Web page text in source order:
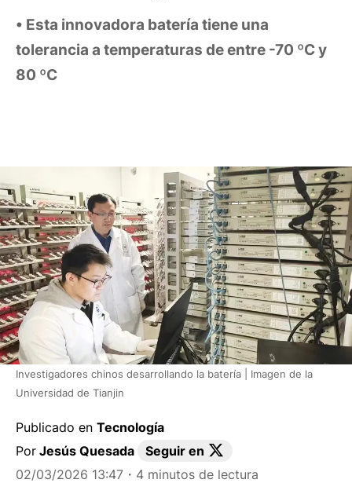
Esta innovadora batería tiene una
tolerancia a temperaturas de entre -70 ºC y
80 ºC
Investigadores chinos desarrollando la batería | Imagen de la
Universidad de Tianjin
Publicado en Tecnología
Por Jesús Quesada
Seguir en
02/03/2026 13:47 ・4 minutos de lectura